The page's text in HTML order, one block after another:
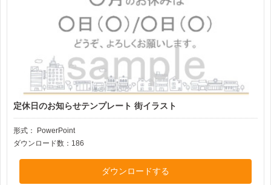
定休日のお知らせテンプレート 街イラスト
形式：
PowerPoint
ダウンロード数：186
ダウンロードする